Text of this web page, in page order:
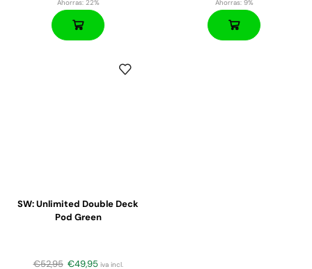
Ahorras:22%
Ahorras:9%
SW: Unlimited Double Deck
Pod Green
€52,95 €49,95 iva incl.